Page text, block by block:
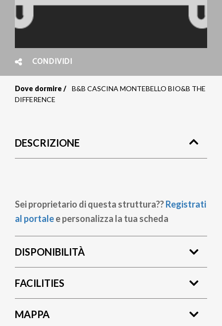
CONDIVIDI
Briciole
pane
Dove dormire
B&B CASCINA MONTEBELLO BIO&B THE
DIFFERENCE
DESCRIZIONE
Sei proprietario di questa struttura??Registrati
al portalee personalizza la tua scheda
DISPONIBILITÀ
FACILITIES
MAPPA